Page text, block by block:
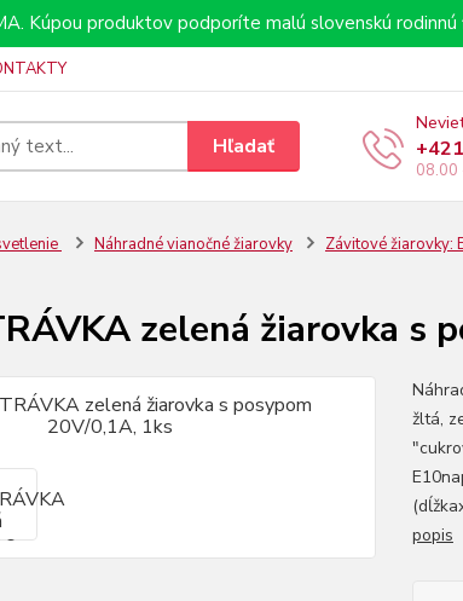
Kúpou produktov podporíte malú slovenskú rodinnú
Hľadať
08.00
Náhradné vianočné žiarovky Závitové žiarovky:
zelená žiarovka s
žltá,
popis